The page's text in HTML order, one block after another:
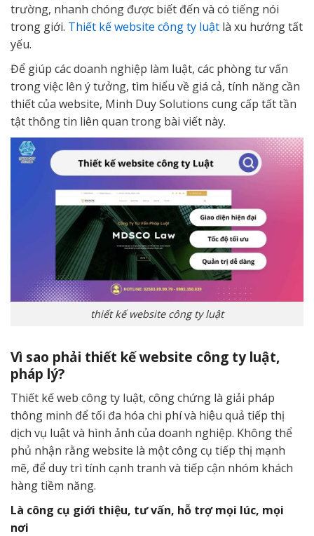
trường, nhanh chóng được biết đến và có tiếng nói
trong giới. Thiết kế website công ty luật là xu hướng tất
yếu.
Để giúp các doanh nghiệp làm luật, các phòng tư vấn
trong việc lên ý tưởng, tìm hiểu về giá cả, tính năng cần
thiết của website, Minh Duy Solutions cung cấp tất tần
tật thông tin liên quan trong bài viết này.
thiết kế website công ty luật
Vì sao phải thiết kế website công ty luật,
pháp lý?
Thiết kế web công ty luật, công chứng là giải pháp
thông minh để tối đa hóa chi phí và hiệu quả tiếp thị
dịch vụ luật và hình ảnh của doanh nghiệp. Không thể
phủ nhận rằng website là một công cụ tiếp thị mạnh
mẽ, để duy trì tính cạnh tranh và tiếp cận nhóm khách
hàng tiềm năng.
Là công cụ giới thiệu, tư vấn, hỗ trợ mọi lúc, mọi
nơi